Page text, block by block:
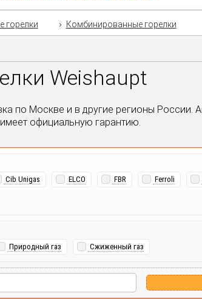
горелки Комбинированные горелки
Weishaupt
по Москве и в другие регионы России.
официальную гарантию.
Cib Unigas ELCO FBR Ferroli
Природный газ Сжиженный газ